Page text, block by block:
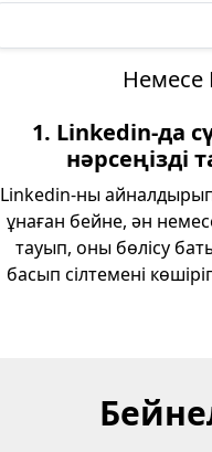
Немесе
1. Linkedin-да
нәрсеңізді
Linkedin-ны айналдырып,
ұнаған бейне, ән
тауып, оны бөлісу
басып сілтемені